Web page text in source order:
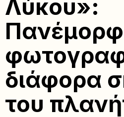
Λύκου»:
διάφορα
του